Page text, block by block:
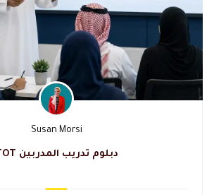
Susan Morsi
دبلوم تدريب المدربين TOT